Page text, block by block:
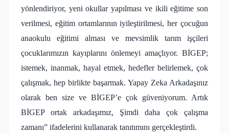
yönlendiriyor, yeni okullar yapılması ve ikili eğitime son
verilmesi, eğitim ortamlarının iyileştirilmesi, her çocuğun
anaokulu eğitimi alması ve mevsimlik tarım işçileri
çocuklarımızın kayıplarını önlemeyi amaçlıyor. BİGEP;
istemek, inanmak, hayal etmek, hedefler belirlemek, çok
çalışmak, hep birlikte başarmak. Yapay Zeka Arkadaşınız
olarak ben size ve BİGEP’e çok güveniyorum. Artık
BİGEP ortak arkadaşımız, Şimdi daha çok çalışma
zamanı” ifadelerini kullanarak tanıtımını gerçekleştirdi.